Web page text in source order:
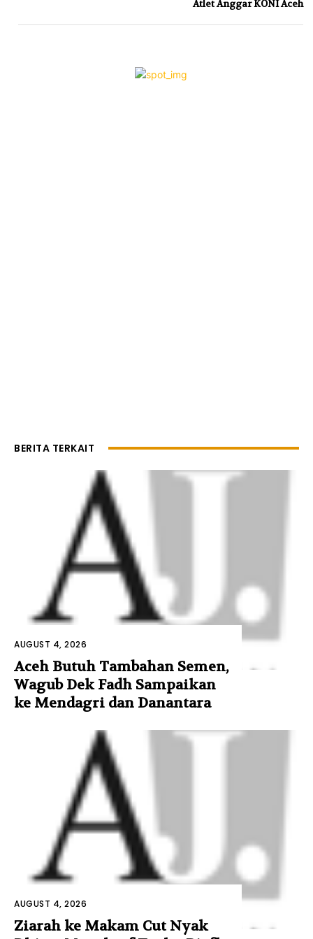
Atlet Anggar KONI Aceh
BERITA TERKAIT
AUGUST 4, 2026
Aceh Butuh Tambahan Semen,
Wagub Dek Fadh Sampaikan
ke Mendagri dan Danantara
AUGUST 4, 2026
Ziarah ke Makam Cut Nyak